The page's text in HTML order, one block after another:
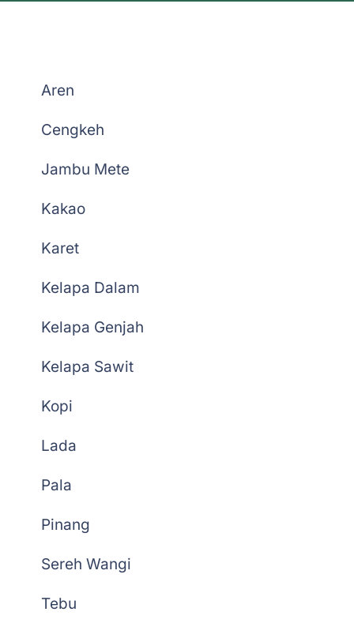
Aren
Cengkeh
Jambu Mete
Kakao
Karet
Kelapa Dalam
Kelapa Genjah
Kelapa Sawit
Kopi
Lada
Pala
Pinang
Sereh Wangi
Tebu